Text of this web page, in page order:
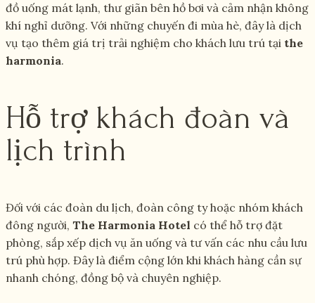
đồ uống mát lạnh, thư giãn bên hồ bơi và cảm nhận không
khí nghỉ dưỡng. Với những chuyến đi mùa hè, đây là dịch
vụ tạo thêm giá trị trải nghiệm cho khách lưu trú tại the
harmonia.
Hỗ trợ khách đoàn và
lịch trình
Đối với các đoàn du lịch, đoàn công ty hoặc nhóm khách
đông người, The Harmonia Hotel có thể hỗ trợ đặt
phòng, sắp xếp dịch vụ ăn uống và tư vấn các nhu cầu lưu
trú phù hợp. Đây là điểm cộng lớn khi khách hàng cần sự
nhanh chóng, đồng bộ và chuyên nghiệp.